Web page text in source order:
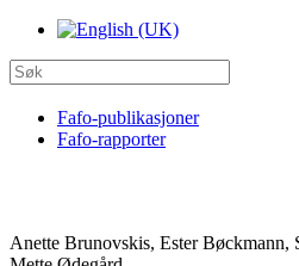
Fafo-publikasjoner
Fafo-rapporter
Anette Brunovskis, Ester Bøckmann,